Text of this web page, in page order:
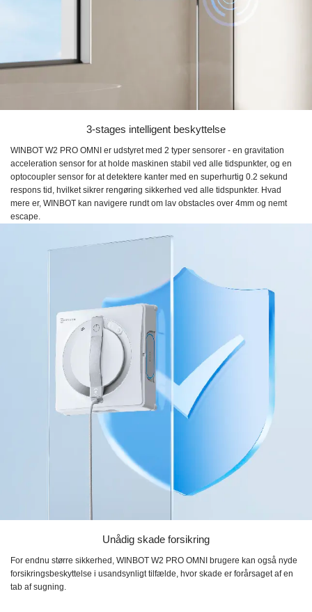
3-stages intelligent beskyttelse
WINBOT W2 PRO OMNI er udstyret med 2 typer sensorer - en gravitation
acceleration sensor for at holde maskinen stabil ved alle tidspunkter, og en
optocoupler sensor for at detektere kanter med en superhurtig 0.2 sekund
respons tid, hvilket sikrer rengøring sikkerhed ved alle tidspunkter. Hvad
mere er, WINBOT kan navigere rundt om lav obstacles over 4mm og nemt
escape.
Unådig skade forsikring
For endnu større sikkerhed, WINBOT W2 PRO OMNI brugere kan også nyde
forsikringsbeskyttelse i usandsynligt tilfælde, hvor skade er forårsaget af en
tab af sugning.